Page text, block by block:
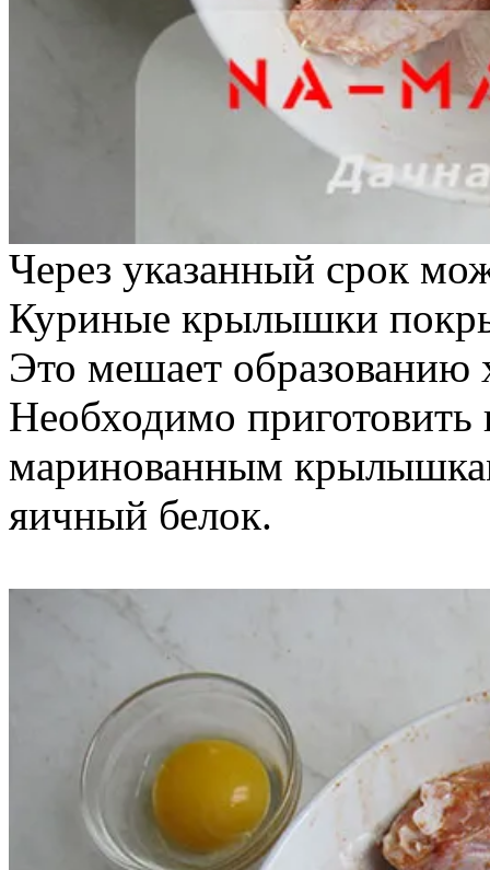
Через указанный срок
Куриные крылышки
Это мешает образованию
Необходимо приготовить
маринованным
яичный белок.